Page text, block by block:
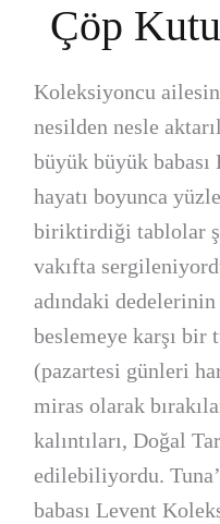
Çöp
Koleksiyoncu
nesilden nesle
büyük büyük
hayatı boyunca
biriktirdiği tablolar
vakıfta
adındaki
beslemeye karşı bir
(pazartesi günleri
miras olarak
kalıntıları, Doğal
edilebiliyordu.
babası Levent